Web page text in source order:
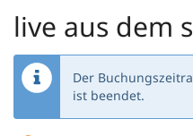
live aus dem
Der
ist beendet.